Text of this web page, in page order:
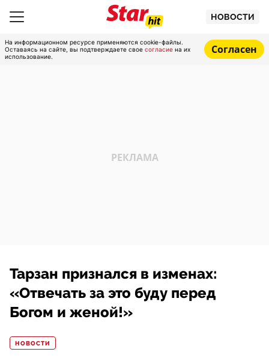
НОВОСТИ
На информационном ресурсе применяются cookie-файлы.
Оставаясь на сайте, вы подтверждаете свое согласие на их
использование.
Согласен
Тарзан признался в изменах:
«Отвечать за это буду перед
Богом и женой!»
НОВОСТИ